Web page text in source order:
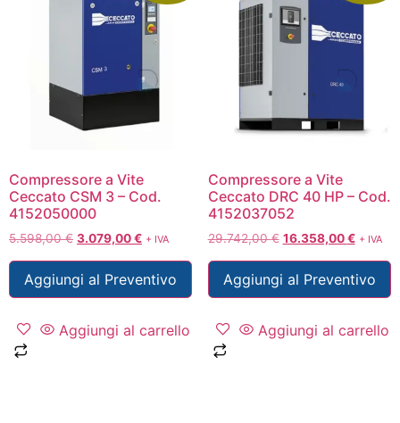
Compressore a Vite
Ceccato CSM 3 – Cod.
4152050000
5.598,00€ 3.079,00€ + IVA
Aggiungi al Preventivo
Aggiungi al carrello
Compressore a Vite
Ceccato DRC 40 HP – Cod.
4152037052
29.742,00€ 16.358,00€ + IVA
Aggiungi al Preventivo
Aggiungi al carrello